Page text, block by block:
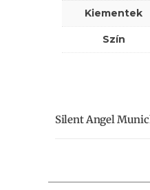
Kiementek
Szín
Silent Angel